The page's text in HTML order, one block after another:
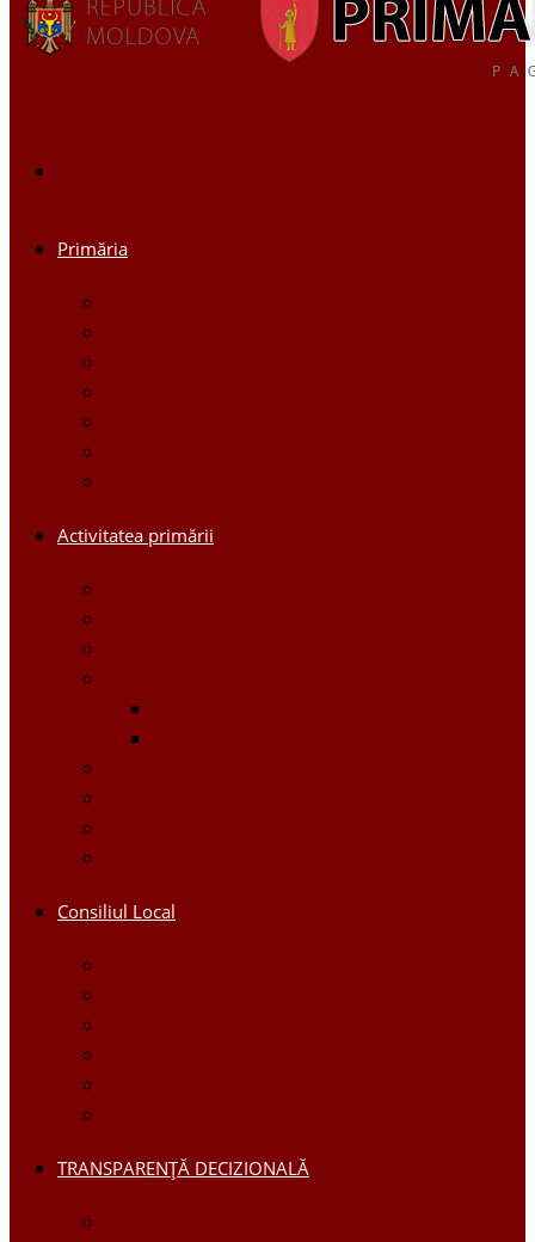
Primăria
Activitatea primării
Consiliul Local
TRANSPARENȚĂ DECIZIONALĂ